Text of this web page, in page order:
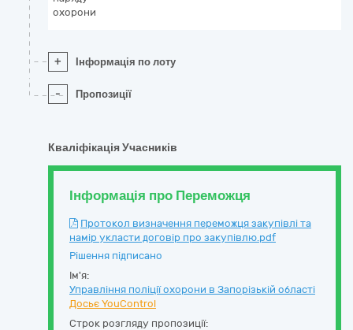
охорони
+ Інформація по лоту
- Пропозиції
Кваліфікація Учасників
Інформація про Переможця
Протокол визначення переможця закупівлі та
намір укласти договір про закупівлю.pdf
Рішення підписано
Ім'я:
Управління поліції охорони в Запорізькій області
Досьє YouControl
Строк розгляду пропозиції: